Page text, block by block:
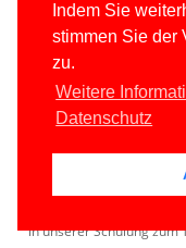
Indem Sie
stimmen Sie der
zu.
Weitere
Datenschutz
"Es war
Arbeit und ebenso eine
Bedienungskenntnisse
in unserer Schulung
"Die dierekte
und daher ein
in unserer Schulung zum
in unserer Schulung zum